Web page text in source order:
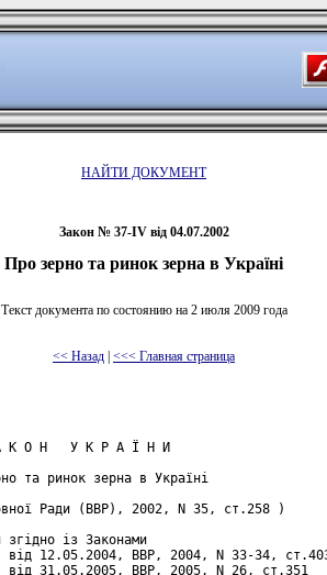
НАЙТИ ДОКУМЕНТ
Закон № 37-IV від 04.07.2002
Про зерно та ринок зерна в Україні
Текст документа по состоянию на 2 июля 2009 года
<< Назад | <<< Главная страница